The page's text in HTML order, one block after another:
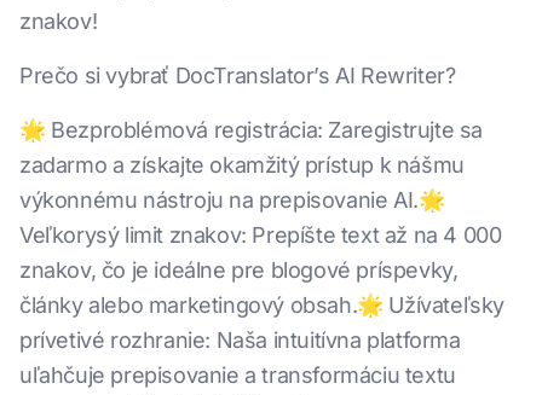
znakov!
Prečo si vybrať DocTranslator’s AI Rewriter?
🌟 Bezproblémová registrácia: Zaregistrujte sa
zadarmo a získajte okamžitý prístup k nášmu
výkonnému nástroju na prepisovanie AI.🌟
Veľkorysý limit znakov: Prepíšte text až na 4 000
znakov, čo je ideálne pre blogové príspevky,
články alebo marketingový obsah.🌟 Užívateľsky
prívetivé rozhranie: Naša intuitívna platforma
uľahčuje prepisovanie a transformáciu textu